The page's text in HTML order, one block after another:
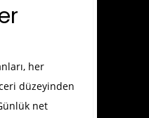
, her
düzeyinden
net